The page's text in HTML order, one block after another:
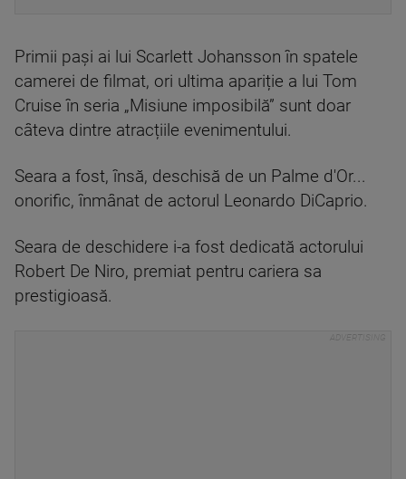
Primii pași ai lui Scarlett Johansson în spatele
camerei de filmat, ori ultima apariție a lui Tom
Cruise în seria „Misiune imposibilă” sunt doar
câteva dintre atracțiile evenimentului.
Seara a fost, însă, deschisă de un Palme d'Or...
onorific, înmânat de actorul Leonardo DiCaprio.
Seara de deschidere i-a fost dedicată actorului
Robert De Niro, premiat pentru cariera sa
prestigioasă.